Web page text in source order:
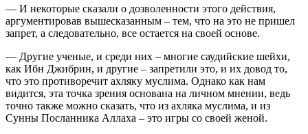
— И некоторые сказали о дозволенности этого действия,
аргументировав вышесказанным – тем, что на это не пришел
запрет, а следовательно, все остается на своей основе.
— Другие ученые, и среди них – многие саудийские шейхи,
как Ибн Джибрин, и другие – запретили это, и их довод то,
что это противоречит ахляку муслима. Однако как нам
видится, эта точка зрения основана на личном мнении, ведь
точно также можно сказать, что из ахляка муслима, и из
Сунны Посланника Аллаха – это игры со своей женой.